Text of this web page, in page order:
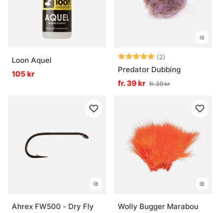
Loon Aquel
105 kr
Betyg: (2)
Predator Dubbing
fr. 39 kr fr. 39 kr
Ahrex FW500 - Dry Fly
Wolly Bugger Marabou